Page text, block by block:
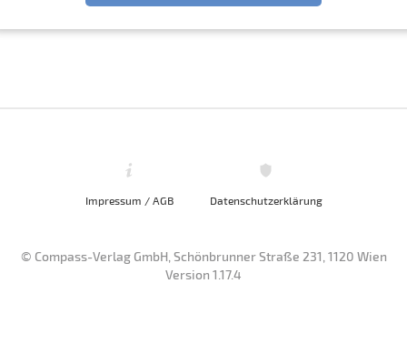
Impressum / AGB Datenschutzerklärung
© Compass-Verlag GmbH, Schönbrunner Straße 231, 1120 Wien
Version 1.17.4